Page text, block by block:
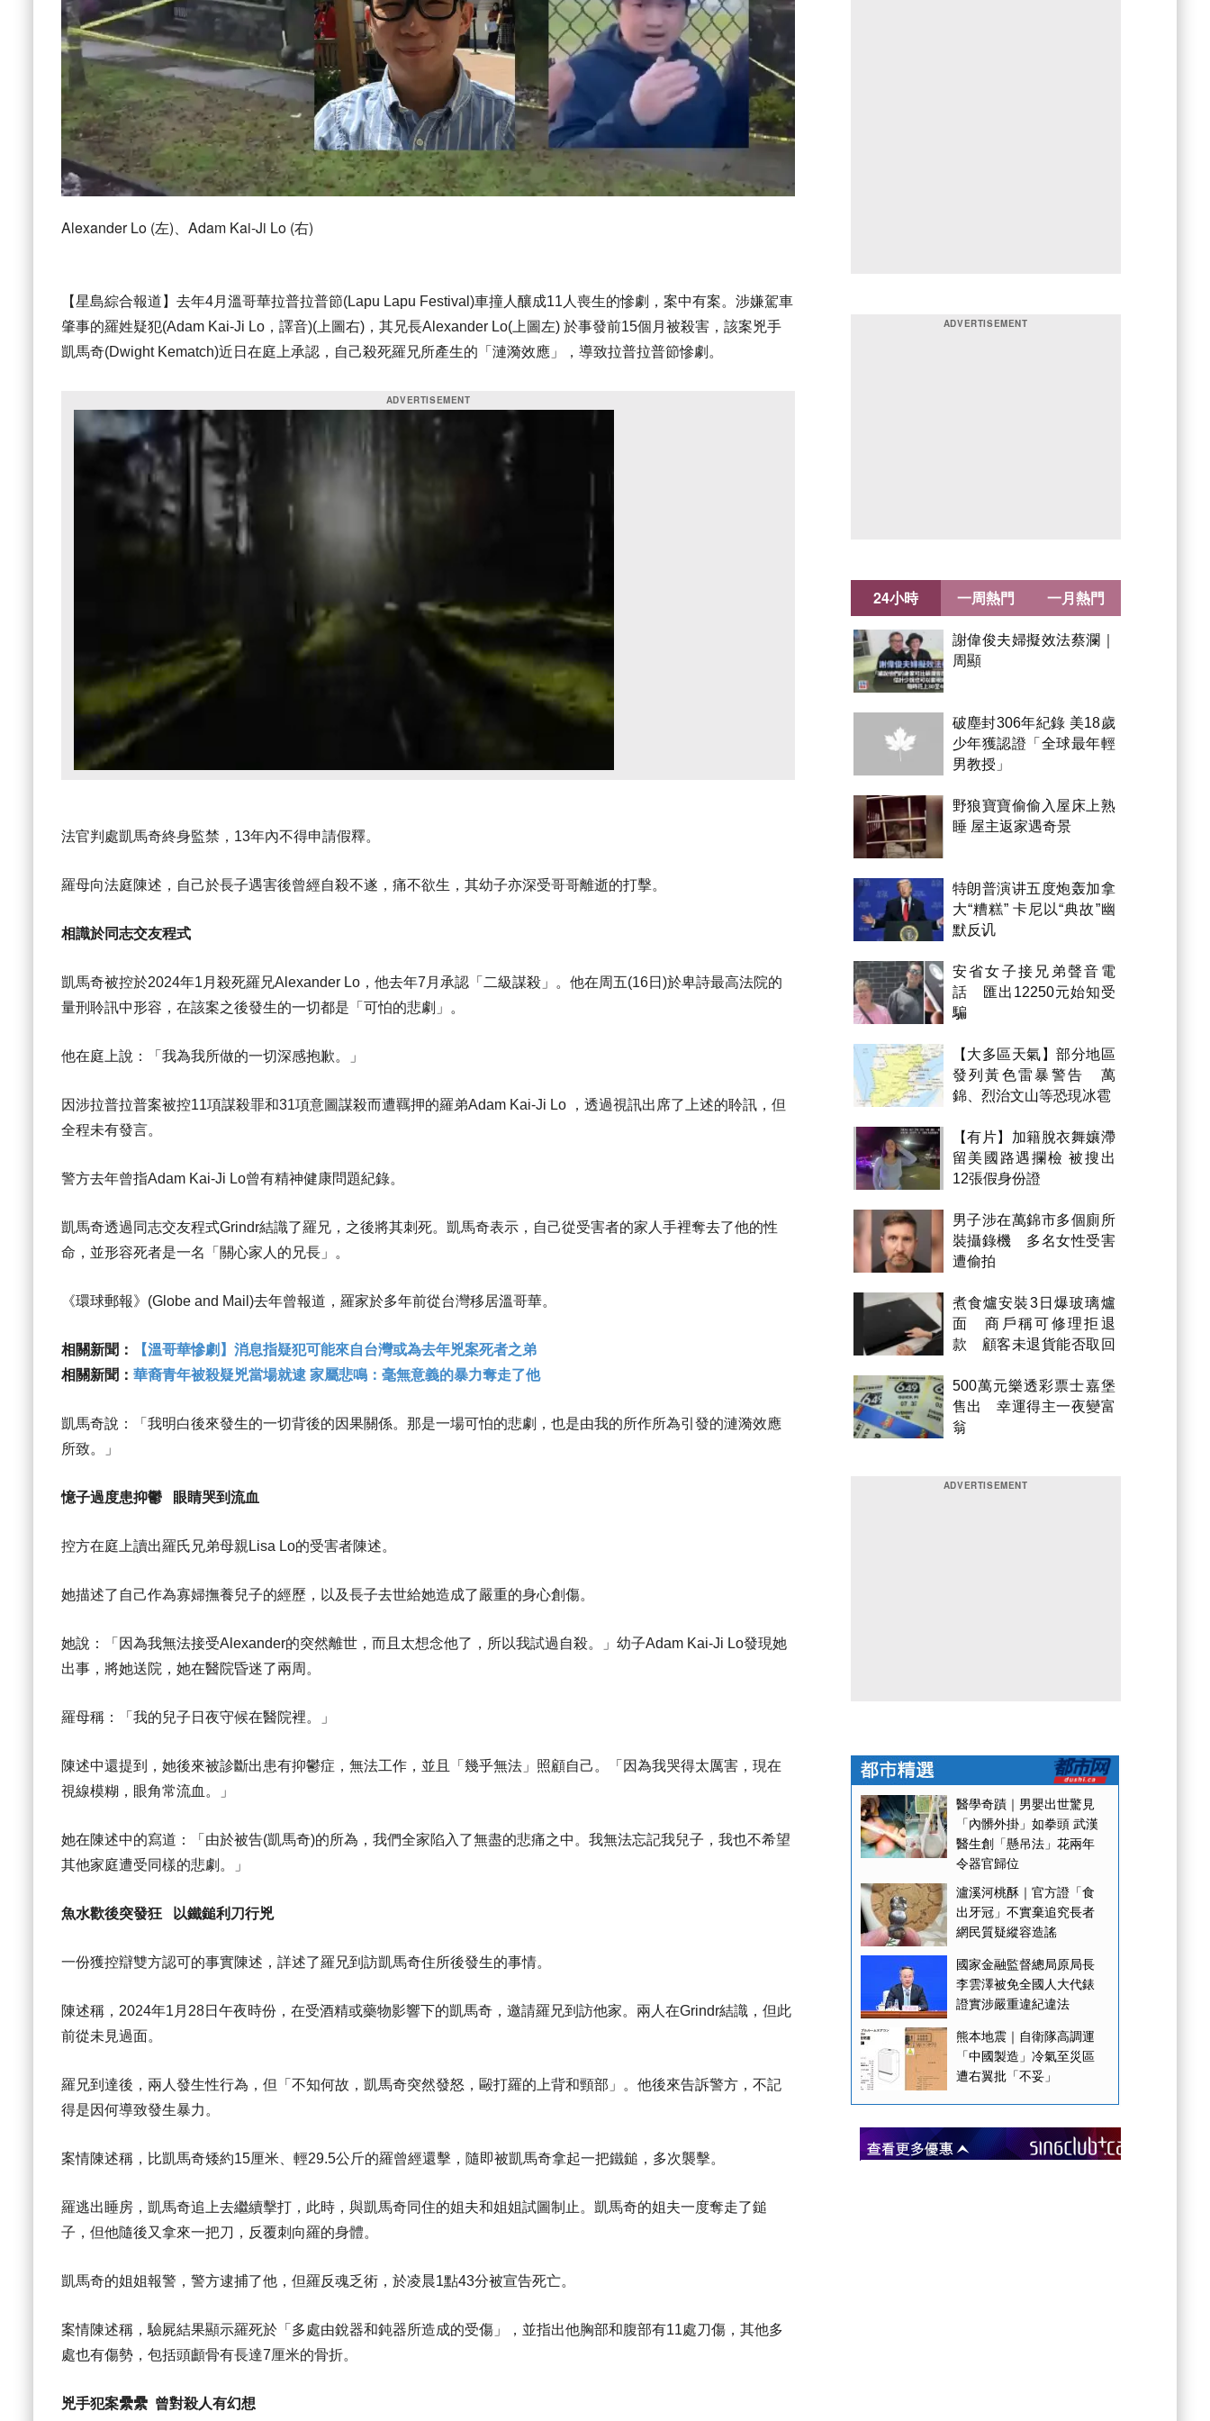
Alexander Lo (左)、Adam Kai-Ji Lo (右)
【星島綜合報道】去年4月溫哥華拉普拉普節(Lapu Lapu Festival)車撞人釀成11人喪生的慘劇，案中有案。涉嫌駕車
肇事的羅姓疑犯(Adam Kai-Ji Lo，譯音)(上圖右)，其兄長Alexander Lo(上圖左) 於事發前15個月被殺害，該案兇手
凱馬奇(Dwight Kematch)近日在庭上承認，自己殺死羅兄所產生的「漣漪效應」，導致拉普拉普節慘劇。
法官判處凱馬奇終身監禁，13年內不得申請假釋。
羅母向法庭陳述，自己於長子遇害後曾經自殺不遂，痛不欲生，其幼子亦深受哥哥離逝的打擊。
相識於同志交友程式
凱馬奇被控於2024年1月殺死羅兄Alexander Lo，他去年7月承認「二級謀殺」。他在周五(16日)於卑詩最高法院的
量刑聆訊中形容，在該案之後發生的一切都是「可怕的悲劇」。
他在庭上說：「我為我所做的一切深感抱歉。」
因涉拉普拉普案被控11項謀殺罪和31項意圖謀殺而遭羈押的羅弟Adam Kai-Ji Lo ，透過視訊出席了上述的聆訊，但
全程未有發言。
警方去年曾指Adam Kai-Ji Lo曾有精神健康問題紀錄。
凱馬奇透過同志交友程式Grindr結識了羅兄，之後將其刺死。凱馬奇表示，自己從受害者的家人手裡奪去了他的性
命，並形容死者是一名「關心家人的兄長」。
《環球郵報》(Globe and Mail)去年曾報道，羅家於多年前從台灣移居溫哥華。
相關新聞：
【溫哥華慘劇】消息指疑犯可能來自台灣或為去年兇案死者之弟
相關新聞： 華裔青年被殺疑兇當場就逮 家屬悲鳴：毫無意義的暴力奪走了他
凱馬奇說：「我明白後來發生的一切背後的因果關係。那是一場可怕的悲劇，也是由我的所作所為引發的漣漪效應
所致。」
憶子過度患抑鬱 眼睛哭到流血
控方在庭上讀出羅氏兄弟母親Lisa Lo的受害者陳述。
她描述了自己作為寡婦撫養兒子的經歷，以及長子去世給她造成了嚴重的身心創傷。
她說：「因為我無法接受Alexander的突然離世，而且太想念他了，所以我試過自殺。」幼子Adam Kai-Ji Lo發現她
出事，將她送院，她在醫院昏迷了兩周。
羅母稱：「我的兒子日夜守候在醫院裡。」
陳述中還提到，她後來被診斷出患有抑鬱症，無法工作，並且「幾乎無法」照顧自己。「因為我哭得太厲害，現在
視線模糊，眼角常流血。」
她在陳述中的寫道：「由於被告(凱馬奇)的所為，我們全家陷入了無盡的悲痛之中。我無法忘記我兒子，我也不希望
其他家庭遭受同樣的悲劇。」
魚水歡後突發狂 以鐵鎚利刀行兇
一份獲控辯雙方認可的事實陳述，詳述了羅兄到訪凱馬奇住所後發生的事情。
陳述稱，2024年1月28日午夜時份，在受酒精或藥物影響下的凱馬奇，邀請羅兄到訪他家。兩人在Grindr結識，但此
前從未見過面。
羅兄到達後，兩人發生性行為，但「不知何故，凱馬奇突然發怒，毆打羅的上背和頸部」。他後來告訴警方，不記
得是因何導致發生暴力。
案情陳述稱，比凱馬奇矮約15厘米、輕29.5公斤的羅曾經還擊，隨即被凱馬奇拿起一把鐵鎚，多次襲擊。
羅逃出睡房，凱馬奇追上去繼續擊打，此時，與凱馬奇同住的姐夫和姐姐試圖制止。凱馬奇的姐夫一度奪走了鎚
子，但他隨後又拿來一把刀，反覆刺向羅的身體。
凱馬奇的姐姐報警，警方逮捕了他，但羅反魂乏術，於凌晨1點43分被宣告死亡。
案情陳述稱，驗屍結果顯示羅死於「多處由銳器和鈍器所造成的受傷」，並指出他胸部和腹部有11處刀傷，其他多
處也有傷勢，包括頭顱骨有長達7厘米的骨折。
兇手犯案纍纍 曾對殺人有幻想
24小時
謝偉俊夫婦擬效法蔡瀾｜
周顯
破塵封306年紀錄 美18歲
少年獲認證「全球最年輕
男教授」
野狼寶寶偷偷入屋床上熟
睡 屋主返家遇奇景
特朗普演讲五度炮轰加拿
大“糟糕” 卡尼以“典故”幽
默反讥
安省女子接兄弟聲音電
話 匯出12250元始知受
騙
【大多區天氣】部分地區
發列黃色雷暴警告 萬
錦、烈治文山等恐現冰雹
【有片】加籍脫衣舞孃滯
留美國路遇攔檢 被搜出
12張假身份證
男子涉在萬錦市多個廁所
裝攝錄機 多名女性受害
遭偷拍
煮食爐安裝3日爆玻璃爐
面 商戶稱可修理拒退
款 顧客未退貨能否取回
500萬元樂透彩票士嘉堡
售出 幸運得主一夜變富
翁
一周熱門 一月熱門